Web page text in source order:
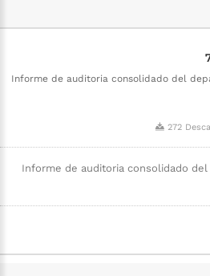
Informe de auditoria consolidado del
272
Informe de auditoria consolidado